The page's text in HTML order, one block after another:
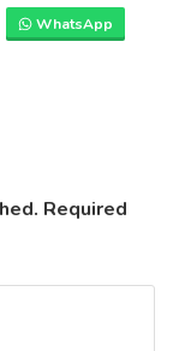
WhatsApp
Required